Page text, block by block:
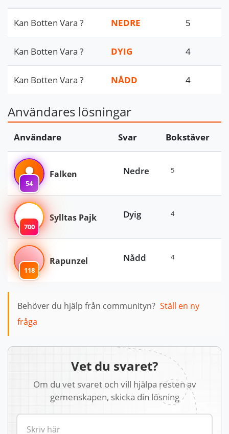
Kan Botten Vara ? NEDRE 5
Kan Botten Vara ? DYIG 4
Kan Botten Vara ? NÅDD 4
Användares lösningar
Användare Svar Bokstäver
54
Falken Nedre 5
700
Sylltas Pajk Dyig 4
118
Rapunzel Nådd 4
Behöver du hjälp från communityn? Ställ en ny
fråga
Vet du svaret?
Om du vet svaret och vill hjälpa resten av
gemenskapen, skicka din lösning